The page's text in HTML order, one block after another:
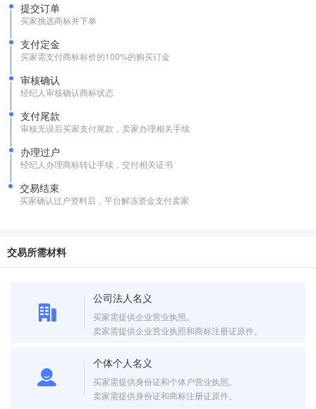
提交订单
买家挑选商标并下单
支付定金
买家需支付商标标价的100%的购买订金
审核确认
经纪人审核确认商标状态
支付尾款
审核无误后买家支付尾款，卖家办理相关手续
办理过户
经纪人办理商标转让手续，交付相关证书
交易结束
买家确认过户资料后，平台解冻资金支付卖家
交易所需材料
公司法人名义
买家需提供企业营业执照。
卖家需提供企业营业执照和商标注册证原件。
个体个人名义
买家需提供身份证和个体户营业执照。
卖家需提供身份证和商标注册证原件。